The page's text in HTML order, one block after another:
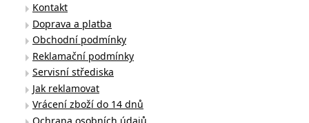
Kontakt
Doprava a platba
Obchodní podmínky
Reklamační podmínky
Servisní střediska
Jak reklamovat
Vrácení zboží do 14 dnů